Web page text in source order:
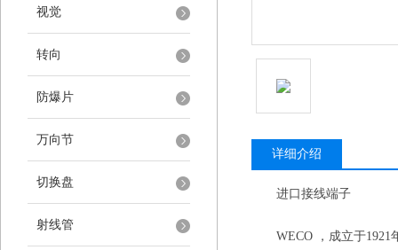
视觉
转向
防爆片
万向节
切换盘
射线管
详细介绍
进口接线端子
WECO ，成立于1921年